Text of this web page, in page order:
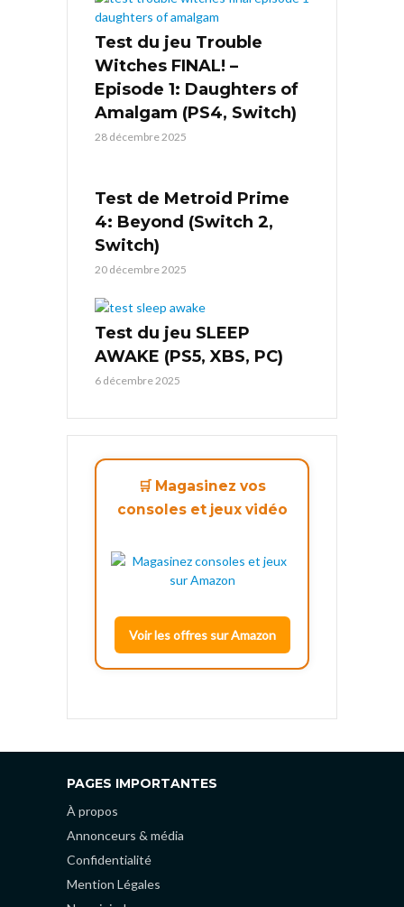
Test du jeu Trouble
Witches FINAL! –
Episode 1: Daughters of
Amalgam (PS4, Switch)
28 décembre 2025
Test de Metroid Prime
4: Beyond (Switch 2,
Switch)
20 décembre 2025
Test du jeu SLEEP
AWAKE (PS5, XBS, PC)
6 décembre 2025
🛒 Magasinez vos
consoles et jeux vidéo
Voir les offres sur Amazon
PAGES IMPORTANTES
À propos
Annonceurs & média
Confidentialité
Mention Légales